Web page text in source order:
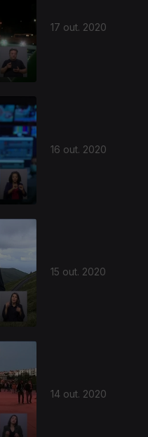
17 out. 2020
16 out. 2020
15 out. 2020
14 out. 2020